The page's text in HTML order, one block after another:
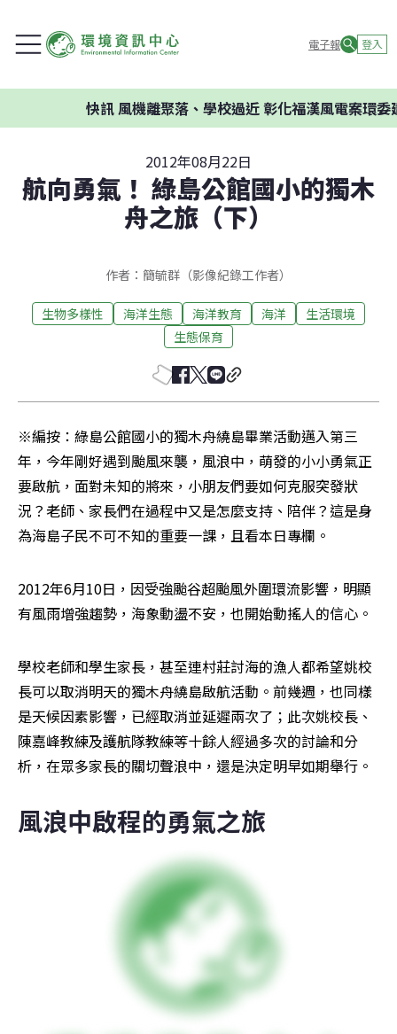
電子報 登入
風機離聚落、學校過近 彰化福漢風電案環委建議不
2012年08月22日
航向勇氣！ 綠島公館國小的獨木
舟之旅（下）
作者：簡毓群（影像紀錄工作者）
生物多樣性 海洋生態 海洋教育 海洋
生活環境
生態保育
※編按：綠島公館國小的獨木舟繞島畢業活動邁入第三
年，今年剛好遇到颱風來襲，風浪中，萌發的小小勇氣正
要啟航，面對未知的將來，小朋友們要如何克服突發狀
況？老師、家長們在過程中又是怎麼支持、陪伴？這是身
為海島子民不可不知的重要一課，且看本日專欄。
2012年6月10日，因受強颱谷超颱風外圍環流影響，明顯
有風雨增強趨勢，海象動盪不安，也開始動搖人的信心。
學校老師和學生家長，甚至連村莊討海的漁人都希望姚校
長可以取消明天的獨木舟繞島啟航活動。前幾週，也同樣
是天候因素影響，已經取消並延遲兩次了；此次姚校長、
陳嘉峰教練及護航隊教練等十餘人經過多次的討論和分
析，在眾多家長的關切聲浪中，還是決定明早如期舉行。
風浪中啟程的勇氣之旅